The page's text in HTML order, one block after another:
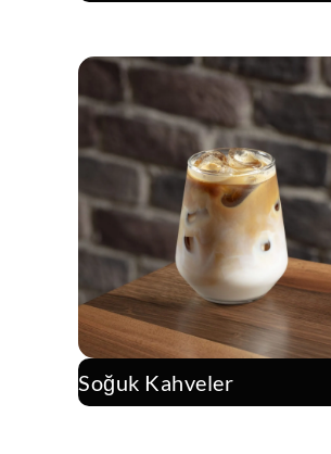
Soğuk Kahveler